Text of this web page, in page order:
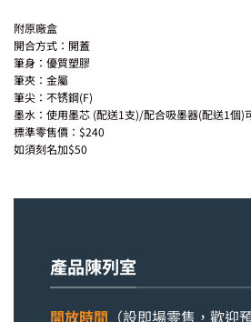
附原廠盒
開合方式：開蓋
筆身：優質塑膠
筆夾：金屬
筆尖：不锈鋼(F)
墨水：使用墨芯 (配送1支)/配合吸墨器(配送1個)
標準零售價：$240
如須刻名加$50
產品陳列室
開放時間 （設即場零售，歡迎